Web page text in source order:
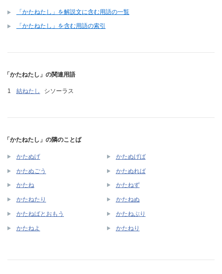
「かたねたし」を解説文に含む用語の一覧
「かたねたし」を含む用語の索引
「かたねたし」の関連用語
結ねたし シソーラス
「かたねたし」の隣のことば
かたぬげ かたぬげば
かたぬごう かたぬれば
かたね かたねず
かたねたり かたねぬ
かたねばとおもう かたねぶり
かたねよ かたねり